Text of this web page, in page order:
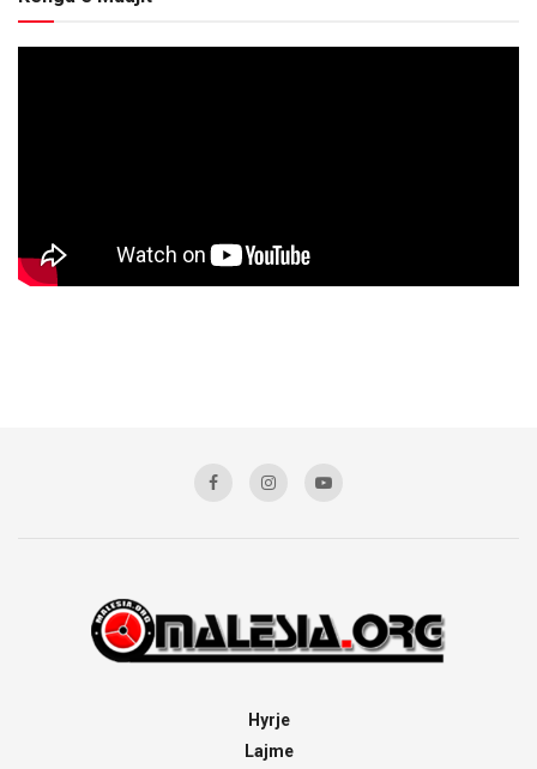
Hyrje
Lajme